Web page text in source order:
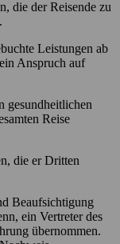
die der Reisende zu
Leistungen ab
Anspruch auf
gesundheitlichen
Reise
die er Dritten
Beaufsichtigung
ein Vertreter des
übernommen.